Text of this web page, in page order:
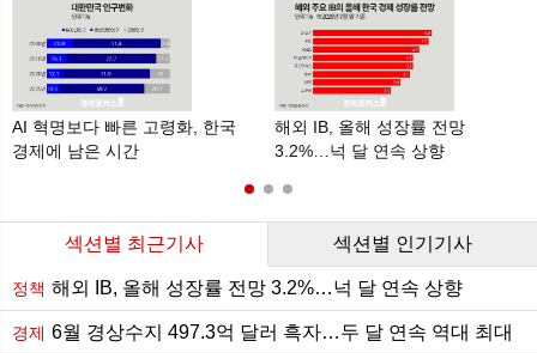
AI 혁명보다 빠른 고령화, 한국
경제에 남은 시간
해외 IB, 올해 성장률 전망
3.2%…넉 달 연속 상향
섹션별 최근기사 섹션별 인기기사
정책 해외 IB, 올해 성장률 전망 3.2%…넉 달 연속 상향
경제 6월 경상수지 497.3억 달러 흑자…두 달 연속 역대 최대